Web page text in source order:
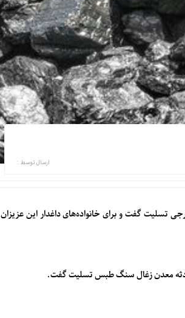
ارسال توسط :
تسلیت گفت و برای خانواده‌های داغدار این عزیزان